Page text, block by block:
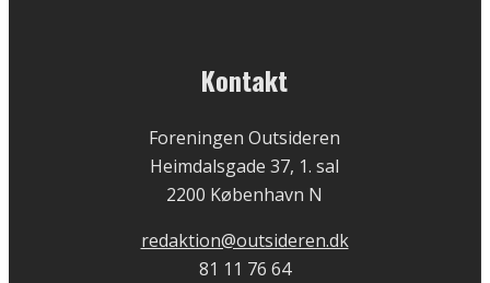
Kontakt
Foreningen Outsideren
Heimdalsgade 37, 1. sal
2200 København N
redaktion@outsideren.dk
81 11 76 64